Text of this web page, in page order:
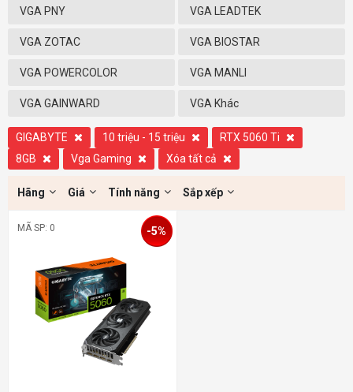
VGA PNY VGA LEADTEK
VGA ZOTAC VGA BIOSTAR
VGA POWERCOLOR VGA MANLI
VGA GAINWARD VGA Khác
GIGABYTE 10 triệu - 15 triệu
RTX 5060 Ti
8GB
Vga Gaming Xóa tất cả
Hãng Giá Tính năng Sắp xếp
MÃ SP: 0 -5%